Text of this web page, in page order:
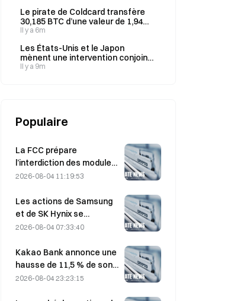
Le pirate de Coldcard transfère
30,185 BTC d’une valeur de 1,94
million de dollars vers un nouveau
Il y a 6m
Les États-Unis et le Japon
mènent une intervention conjointe
de 12 000 à 13 000 milliards de
Il y a 9m
Populaire
La FCC prépare
l’interdiction des modules
optiques chinois pour
Xinyuan pourrait subir un
impact sur 27 % de sa part
de marché.
2026-08-04 11:19:53
Les actions de Samsung
et de SK Hynix se
redressent après des
achats des particuliers
2026-08-04 07:33:40
Kakao Bank annonce une
hausse de 11,5 % de son
bénéfice net au deuxième
2026-08-04 23:23:15